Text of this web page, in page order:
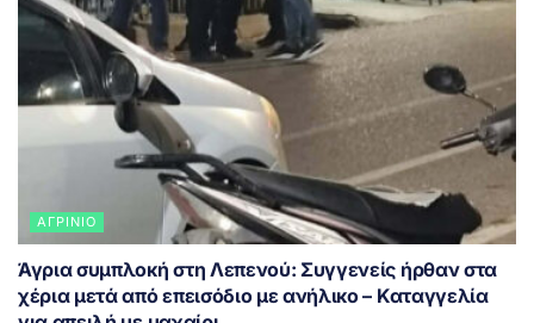
ΑΓΡΊΝΙΟ
Άγρια συμπλοκή στη Λεπενού: Συγγενείς ήρθαν στα
χέρια μετά από επεισόδιο με ανήλικο – Καταγγελία